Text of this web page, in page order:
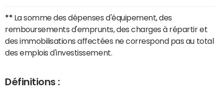
** La somme des dépenses d'équipement, des
remboursements d'emprunts, des charges à répartir et
des immobilisations affectées ne correspond pas au total
des emplois d'investissement.
Définitions :